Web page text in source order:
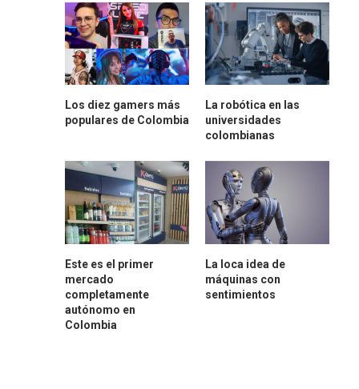
Los diez gamers más
populares de Colombia
La robótica en las
universidades
colombianas
Este es el primer
mercado
completamente
autónomo en
Colombia
La loca idea de
máquinas con
sentimientos